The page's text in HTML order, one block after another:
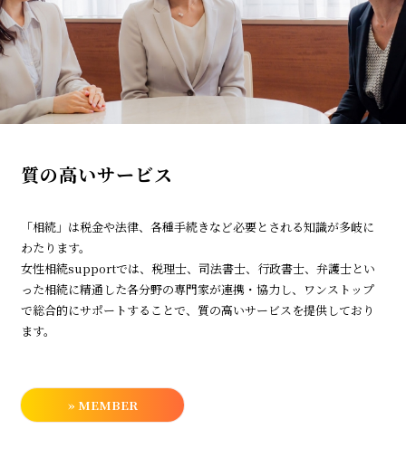
質の高いサービス
「相続」は税金や法律、各種手続きなど必要とされる知識が多岐に
わたります。
女性相続supportでは、税理士、司法書士、行政書士、弁護士とい
った相続に精通した各分野の専門家が連携・協力し、ワンストップ
で総合的にサポートすることで、質の高いサービスを提供しており
ます。
» MEMBER